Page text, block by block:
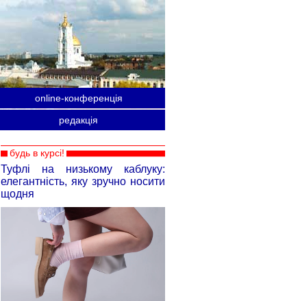
online-конференція
редакція
будь в курсі!
Туфлі на низькому каблуку:
елегантність, яку зручно носити
щодня